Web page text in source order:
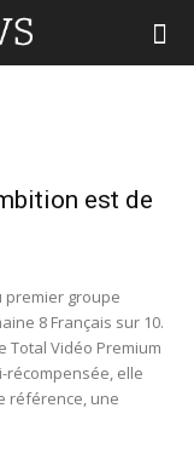
est de
premier groupe
8 Français sur 10.
Total Vidéo Premium
récompensée, elle
référence, une